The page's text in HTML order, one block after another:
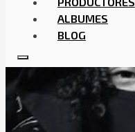
ALBUMES
BLOG